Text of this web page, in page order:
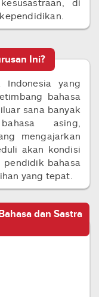
di
Ini?
Indonesia yang
bahasa
sana banyak
asing,
mengajarkan
akan kondisi
bahasa
yang tepat.
dan Sastra